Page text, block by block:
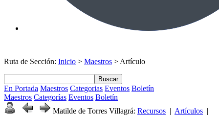
Ruta de Sección: Inicio > Maestros > Artículo
Buscar
En Portada Maestros Categorias Eventos Boletín
Maestros Categorías Eventos Boletín
Matilde de Torres Villagrá: Recursos | Artículos |